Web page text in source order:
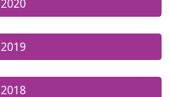
2020
2019
2018